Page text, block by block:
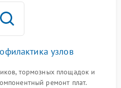
узлов
тормозных площадок и
ремонт плат.